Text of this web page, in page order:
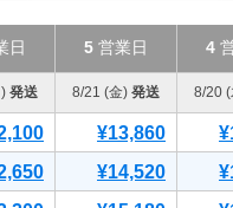
日 5 営業日 4
発送 8/21 (金) 発送 8/20
¥13,860
¥14,520